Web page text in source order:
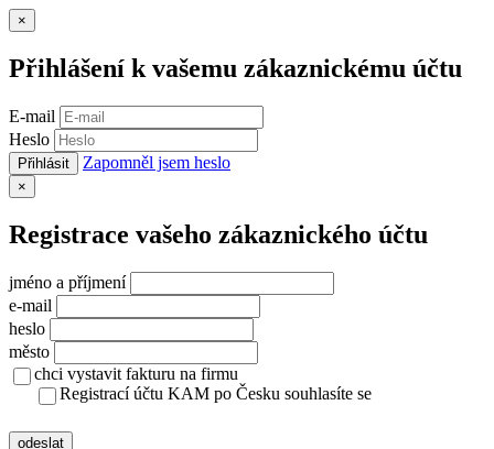
×
Přihlášení k vašemu zákaznickému účtu
E-mail
Heslo
Přihlásit Zapomněl jsem heslo
×
Registrace vašeho zákaznického účtu
jméno a příjmení
e-mail
heslo
město
chci vystavit fakturu na firmu
Registrací účtu KAM po Česku souhlasíte se
odeslat